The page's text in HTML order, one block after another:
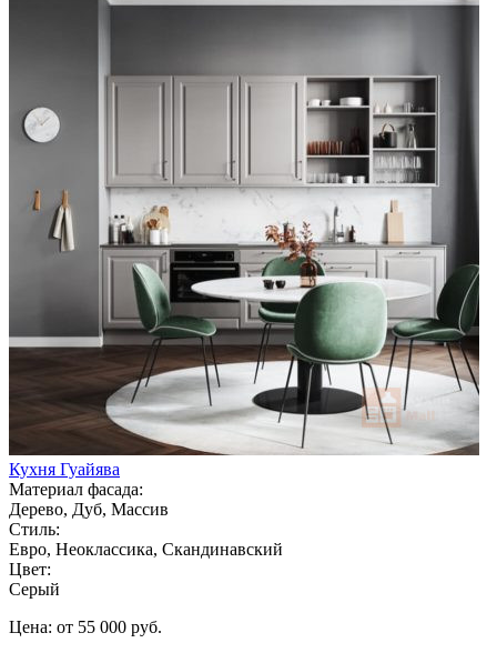
Кухня Гуайява
Материал фасада:
Дерево, Дуб, Массив
Стиль:
Евро, Неоклассика, Скандинавский
Цвет:
Серый
Цена: от 55 000 руб.